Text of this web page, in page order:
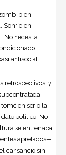
bien
Sonríe en
No necesita
antisocial.
retrospectivos, y
en serio la
político. No
se entrenaba
apretados—
cansancio sin